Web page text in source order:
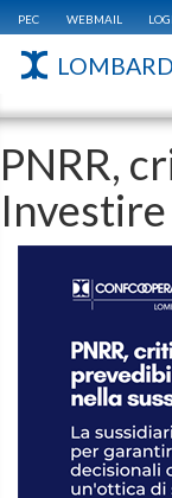
PEC WEBMAIL
PNRR,